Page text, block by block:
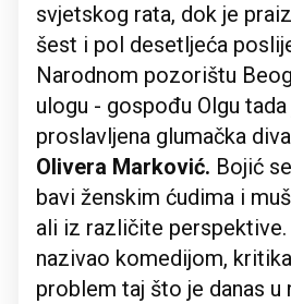
svjetskog rata, dok je
šest i pol desetljeća
Narodnom pozorištu
ulogu - gospođu Olgu
proslavljena glumačka
Olivera Marković. Bojić
bavi ženskim ćudima i
ali iz različite perspektive.
nazivao komedijom,
problem taj što je danas u